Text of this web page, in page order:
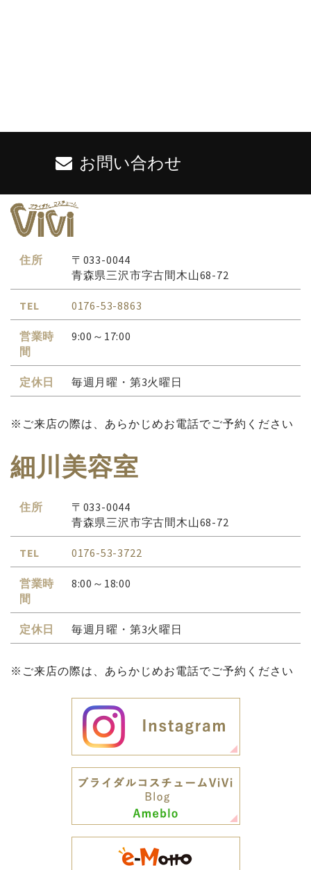
お問い合わせ
住所
〒033-0044
青森県三沢市字古間木山68-72
TEL 0176-53-8863
営業時
間
9:00～17:00
定休日 毎週月曜・第3火曜日
※ご来店の際は、あらかじめお電話でご予約ください
細川美容室
住所
〒033-0044
青森県三沢市字古間木山68-72
TEL 0176-53-3722
営業時
間
8:00～18:00
定休日 毎週月曜・第3火曜日
※ご来店の際は、あらかじめお電話でご予約ください